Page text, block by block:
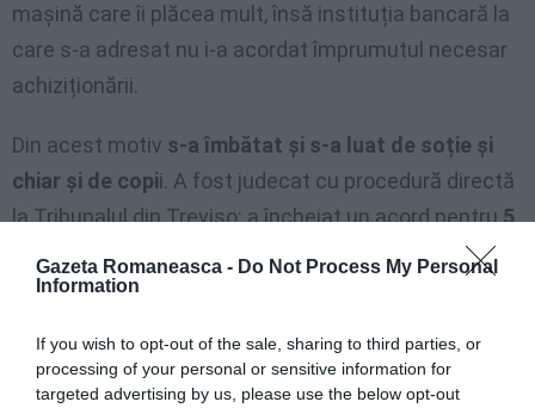
Gazeta Romaneasca - Do Not Process My Personal
Information
If you wish to opt-out of the sale, sharing to third parties, or
processing of your personal or sensitive information for
targeted advertising by us, please use the below opt-out
mașină care îi plăcea mult, însă instituția bancară la
care s-a adresat nu i-a acordat împrumutul necesar
achiziționării.
Din acest motiv s-a îmbătat și s-a luat de soție și
chiar și de copii. A fost judecat cu procedură directă
la Tribunalul din Treviso: a încheiat un acord pentru5
luni de detenție.
cuvin”
I-a înfruntat pe polițiști cu pieptul gol și o ranga